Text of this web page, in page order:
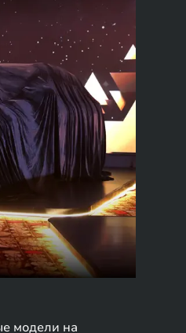
модели на